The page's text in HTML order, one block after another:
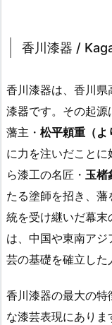
香川漆器 /
香川漆器は、香川県
漆器です。その起
藩主・ 松平頼重（よ
に力を注いだこと
ら漆工の名匠・ 玉楮
たる塗師を招き、
統を受け継いだ幕末
は、中国や東南ア
芸の基礎を確立した
香川漆器の最大の特
な漆芸表現にありま